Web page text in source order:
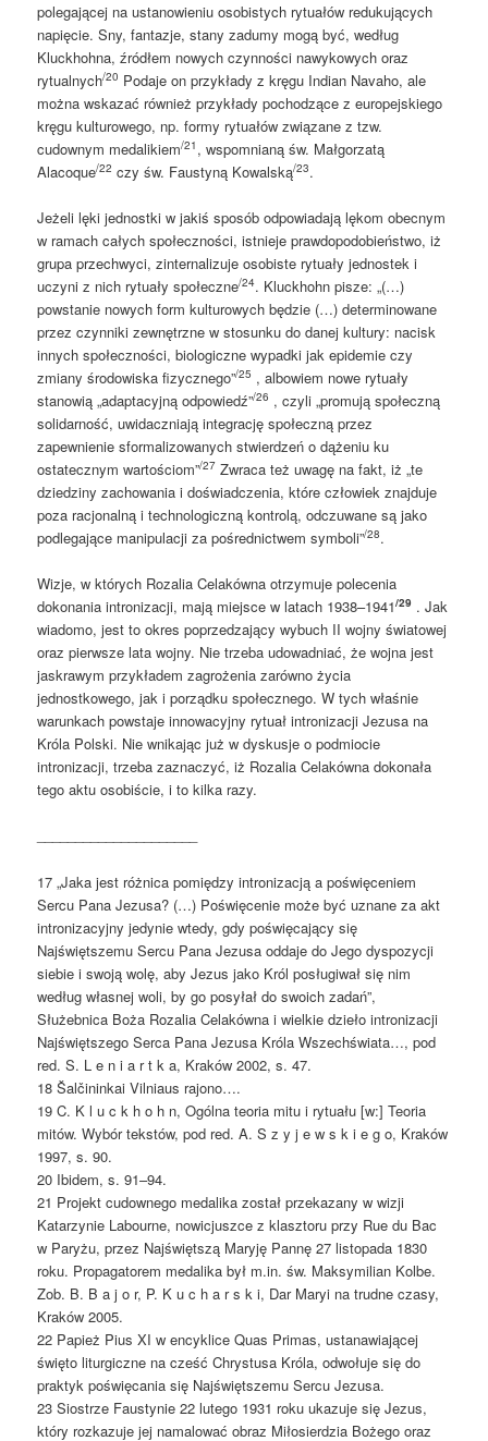
polegającej na ustanowieniu osobistych rytuałów redukujących
napięcie. Sny, fantazje, stany zadumy mogą być, według
Kluckhohna, źródłem nowych czynności nawykowych oraz
rytualnych/20 Podaje on przykłady z kręgu Indian Navaho, ale
można wskazać również przykłady pochodzące z europejskiego
kręgu kulturowego, np. formy rytuałów związane z tzw.
cudownym medalikiem/21 , wspomnianą św. Małgorzatą
Alacoque/22 czy św. Faustyną Kowalską/23.
Jeżeli lęki jednostki w jakiś sposób odpowiadają lękom obecnym
w ramach całych społeczności, istnieje prawdopodobieństwo, iż
grupa przechwyci, zinternalizuje osobiste rytuały jednostek i
uczyni z nich rytuały społeczne/24. Kluckhohn pisze: „(…)
powstanie nowych form kulturowych będzie (…) determinowane
przez czynniki zewnętrzne w stosunku do danej kultury: nacisk
innych społeczności, biologiczne wypadki jak epidemie czy
zmiany środowiska fizycznego”/25 , albowiem nowe rytuały
stanowią „adaptacyjną odpowiedź”/26 , czyli „promują społeczną
solidarność, uwidaczniają integrację społeczną przez
zapewnienie sformalizowanych stwierdzeń o dążeniu ku
ostatecznym wartościom”/27 Zwraca też uwagę na fakt, iż „te
dziedziny zachowania i doświadczenia, które człowiek znajduje
poza racjonalną i technologiczną kontrolą, odczuwane są jako
podlegające manipulacji za pośrednictwem symboli”/28.
Wizje, w których Rozalia Celakówna otrzymuje polecenia
dokonania intronizacji, mają miejsce w latach 1938–1941/29 . Jak
wiadomo, jest to okres poprzedzający wybuch II wojny światowej
oraz pierwsze lata wojny. Nie trzeba udowadniać, że wojna jest
jaskrawym przykładem zagrożenia zarówno życia
jednostkowego, jak i porządku społecznego. W tych właśnie
warunkach powstaje innowacyjny rytuał intronizacji Jezusa na
Króla Polski. Nie wnikając już w dyskusje o podmiocie
intronizacji, trzeba zaznaczyć, iż Rozalia Celakówna dokonała
tego aktu osobiście, i to kilka razy.
17 „Jaka jest różnica pomiędzy intronizacją a poświęceniem
Sercu Pana Jezusa? (…) Poświęcenie może być uznane za akt
intronizacyjny jedynie wtedy, gdy poświęcający się
Najświętszemu Sercu Pana Jezusa oddaje do Jego dyspozycji
siebie i swoją wolę, aby Jezus jako Król posługiwał się nim
według własnej woli, by go posyłał do swoich zadań”,
Służebnica Boża Rozalia Celakówna i wielkie dzieło intronizacji
Najświętszego Serca Pana Jezusa Króla Wszechświata…, pod
red. S. L e n i a r t k a, Kraków 2002, s. 47.
18 Šalčininkai Vilniaus rajono….
19 C. K l u c k h o h n, Ogólna teoria mitu i rytuału [w:] Teoria
mitów. Wybór tekstów, pod red. A. S z y j e w s k i e g o, Kraków
1997, s. 90.
20 Ibidem, s. 91–94.
21 Projekt cudownego medalika został przekazany w wizji
Katarzynie Labourne, nowicjuszce z klasztoru przy Rue du Bac
w Paryżu, przez Najświętszą Maryję Pannę 27 listopada 1830
roku. Propagatorem medalika był m.in. św. Maksymilian Kolbe.
Zob. B. B a j o r, P. K u c h a r s k i, Dar Maryi na trudne czasy,
Kraków 2005.
22 Papież Pius XI w encyklice Quas Primas, ustanawiającej
święto liturgiczne na cześć Chrystusa Króla, odwołuje się do
praktyk poświęcania się Najświętszemu Sercu Jezusa.
23 Siostrze Faustynie 22 lutego 1931 roku ukazuje się Jezus,
który rozkazuje jej namalować obraz Miłosierdzia Bożego oraz